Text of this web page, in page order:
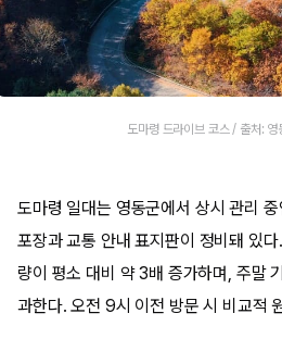
도마령 드라이브 코스 / 출처: 영
도마령 일대는 영동군에서 상시 관리
포장과 교통 안내 표지판이 정비돼 있
량이 평소 대비 약 3배 증가하며, 주말
과한다. 오전 9시 이전 방문 시 비교적